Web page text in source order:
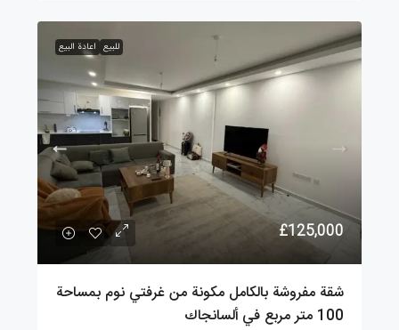
للبيع اعادة البيع
£125,000
شقة مفروشة بالكامل مكونة من غرفتي نوم بمساحة
100 متر مربع في ألسانجاك